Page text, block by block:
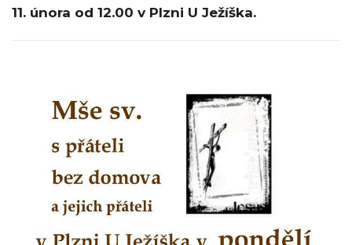
11. února od 12.00 v Plzni U Ježíška.